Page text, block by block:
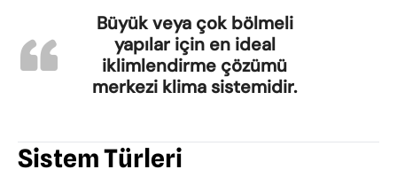
Büyük veya çok bölmeli
yapılar için en ideal
iklimlendirme çözümü
merkezi klima sistemidir.
Sistem Türleri